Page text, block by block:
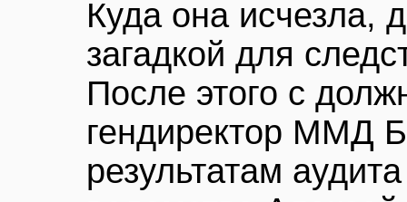
Куда она исчезла,
загадкой для
После этого с
гендиректор ММД
результатам